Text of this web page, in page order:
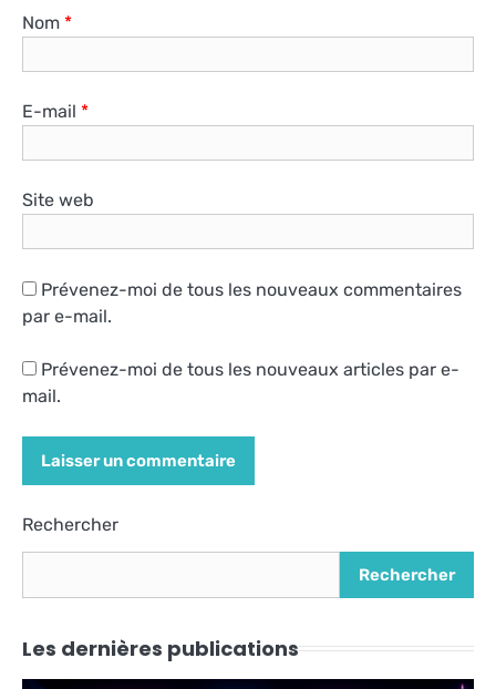
Nom *
E-mail *
Site web
Prévenez-moi de tous les nouveaux commentaires
par e-mail.
Prévenez-moi de tous les nouveaux articles par e-
mail.
Alternative:
Rechercher
Rechercher
Les dernières publications